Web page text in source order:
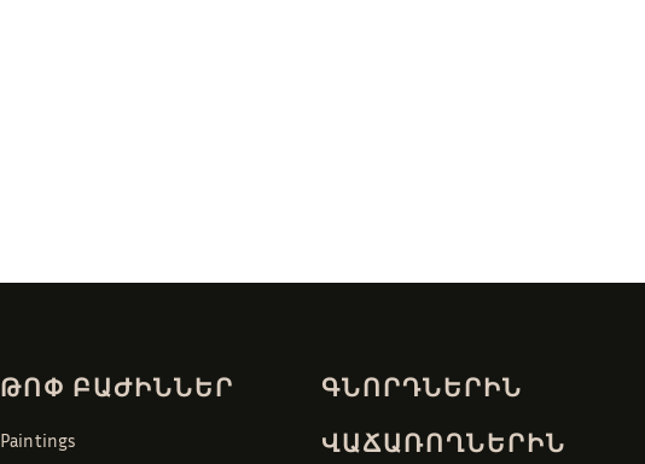
ԹՈՓ ԲԱԺԻՆՆԵՐ
Paintings
ԳՆՈՐԴՆԵՐԻՆ
ՎԱՃԱՌՈՂՆԵՐԻՆ